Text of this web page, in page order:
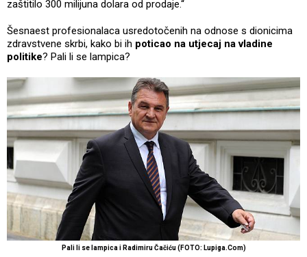
zaštitilo 300 milijuna dolara od prodaje.“
Šesnaest profesionalaca usredotočenih na odnose s dionicima
zdravstvene skrbi, kako bi ih poticao na utjecaj na vladine
politike? Pali li se lampica?
Pali li se lampica i Radimiru Čačiću (FOTO: Lupiga.Com)